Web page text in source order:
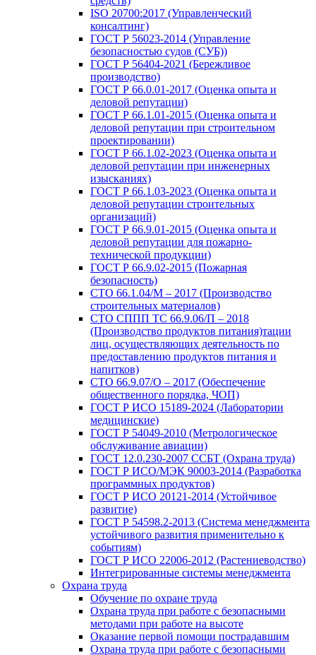
ISO 20700:2017 (Управленческий
консалтинг)
ГОСТ Р 56023-2014 (Управление
безопасностью судов (СУБ))
ГОСТ Р 56404-2021 (Бережливое
производство)
ГОСТ Р 66.0.01-2017 (Оценка опыта и
деловой репутации)
ГОСТ Р 66.1.01-2015 (Оценка опыта и
деловой репутации при строительном
проектировании)
ГОСТ Р 66.1.02-2023 (Оценка опыта и
деловой репутации при инженерных
изысканиях)
ГОСТ Р 66.1.03-2023 (Оценка опыта и
деловой репутации строительных
организаций)
ГОСТ Р 66.9.01-2015 (Оценка опыта и
деловой репутации для пожарно-
технической продукции)
ГОСТ Р 66.9.02-2015 (Пожарная
безопасность)
СТО 66.1.04/М – 2017 (Производство
строительных материалов)
СТО СППП ТС 66.9.06/П – 2018
(Производство продуктов питания)тации
лиц, осуществляющих деятельность по
предоставлению продуктов питания и
напитков)
СТО 66.9.07/О – 2017 (Обеспечение
общественного порядка, ЧОП)
ГОСТ Р ИСО 15189-2024 (Лаборатории
медицинские)
ГОСТ Р 54049-2010 (Метрологическое
обслуживание авиации)
ГОСТ 12.0.230-2007 ССБТ (Охрана труда)
ГОСТ Р ИСО/МЭК 90003-2014 (Разработка
программных продуктов)
ГОСТ Р ИСО 20121-2014 (Устойчивое
развитие)
ГОСТ Р 54598.2-2013 (Система менеджмента
устойчивого развития применительно к
событиям)
ГОСТ Р ИСО 22006-2012 (Растениеводство)
Интегрированные системы менеджмента
Охрана труда
Обучение по охране труда
Охрана труда при работе с безопасными
методами при работе на высоте
Оказание первой помощи пострадавшим
Охрана труда при работе с безопасными